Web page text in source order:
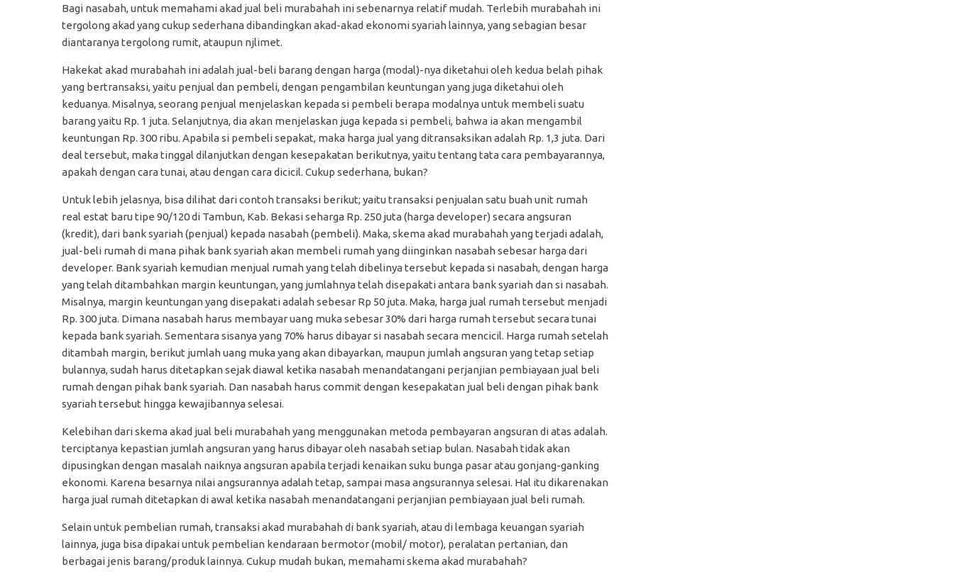
Bagi nasabah, untuk memahami akad jual beli murabahah ini sebenarnya relatif mudah. Terlebih murabahah ini
tergolong akad yang cukup sederhana dibandingkan akad-akad ekonomi syariah lainnya, yang sebagian besar
diantaranya tergolong rumit, ataupun njlimet.
Hakekat akad murabahah ini adalah jual-beli barang dengan harga (modal)-nya diketahui oleh kedua belah pihak
yang bertransaksi, yaitu penjual dan pembeli, dengan pengambilan keuntungan yang juga diketahui oleh
keduanya. Misalnya, seorang penjual menjelaskan kepada si pembeli berapa modalnya untuk membeli suatu
barang yaitu Rp. 1 juta. Selanjutnya, dia akan menjelaskan juga kepada si pembeli, bahwa ia akan mengambil
keuntungan Rp. 300 ribu. Apabila si pembeli sepakat, maka harga jual yang ditransaksikan adalah Rp. 1,3 juta. Dari
deal tersebut, maka tinggal dilanjutkan dengan kesepakatan berikutnya, yaitu tentang tata cara pembayarannya,
apakah dengan cara tunai, atau dengan cara dicicil. Cukup sederhana, bukan?
Untuk lebih jelasnya, bisa dilihat dari contoh transaksi berikut; yaitu transaksi penjualan satu buah unit rumah
real estat baru tipe 90/120 di Tambun, Kab. Bekasi seharga Rp. 250 juta (harga developer) secara angsuran
(kredit), dari bank syariah (penjual) kepada nasabah (pembeli). Maka, skema akad murabahah yang terjadi adalah,
jual-beli rumah di mana pihak bank syariah akan membeli rumah yang diinginkan nasabah sebesar harga dari
developer. Bank syariah kemudian menjual rumah yang telah dibelinya tersebut kepada si nasabah, dengan harga
yang telah ditambahkan margin keuntungan, yang jumlahnya telah disepakati antara bank syariah dan si nasabah.
Misalnya, margin keuntungan yang disepakati adalah sebesar Rp 50 juta. Maka, harga jual rumah tersebut menjadi
Rp. 300 juta. Dimana nasabah harus membayar uang muka sebesar 30% dari harga rumah tersebut secara tunai
kepada bank syariah. Sementara sisanya yang 70% harus dibayar si nasabah secara mencicil. Harga rumah setelah
ditambah margin, berikut jumlah uang muka yang akan dibayarkan, maupun jumlah angsuran yang tetap setiap
bulannya, sudah harus ditetapkan sejak diawal ketika nasabah menandatangani perjanjian pembiayaan jual beli
rumah dengan pihak bank syariah. Dan nasabah harus commit dengan kesepakatan jual beli dengan pihak bank
syariah tersebut hingga kewajibannya selesai.
Kelebihan dari skema akad jual beli murabahah yang menggunakan metoda pembayaran angsuran di atas adalah.
terciptanya kepastian jumlah angsuran yang harus dibayar oleh nasabah setiap bulan. Nasabah tidak akan
dipusingkan dengan masalah naiknya angsuran apabila terjadi kenaikan suku bunga pasar atau gonjang-ganking
ekonomi. Karena besarnya nilai angsurannya adalah tetap, sampai masa angsurannya selesai. Hal itu dikarenakan
harga jual rumah ditetapkan di awal ketika nasabah menandatangani perjanjian pembiayaan jual beli rumah.
Selain untuk pembelian rumah, transaksi akad murabahah di bank syariah, atau di lembaga keuangan syariah
lainnya, juga bisa dipakai untuk pembelian kendaraan bermotor (mobil/ motor), peralatan pertanian, dan
berbagai jenis barang/produk lainnya. Cukup mudah bukan, memahami skema akad murabahah?